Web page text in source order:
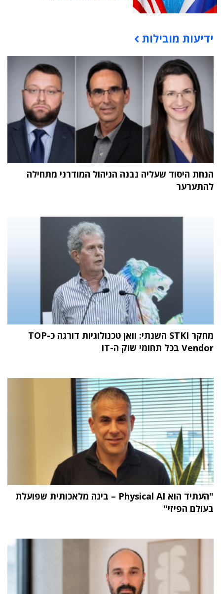
תוכן פרסומי
ידיעות מובילות
הנחת היסוד שעליה נבנה הניהול המודרני מתחילה
להתערער
מחקר STKI השנתי: וואן טכנולוגיות דורגה כ-TOP
Vendor בכל תחומי שוק ה-IT
"העתיד הוא Physical AI – בינה מלאכותית שפועלת
בעולם הפיזי"